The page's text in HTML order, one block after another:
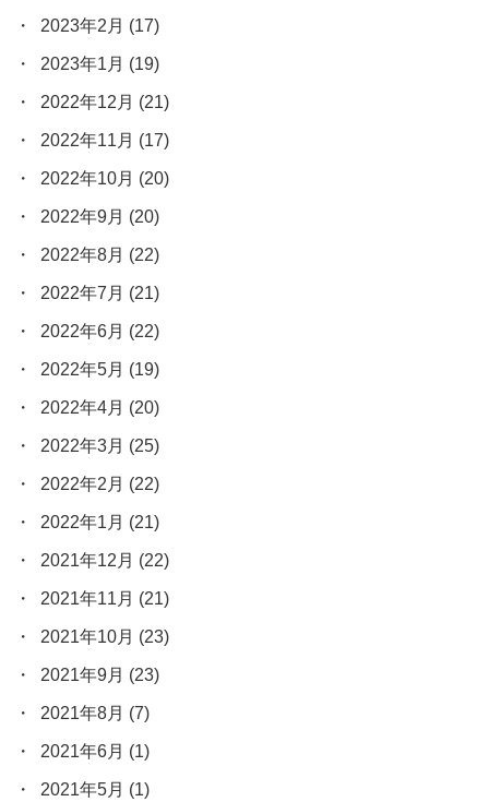
2023年2月 (17)
2023年1月 (19)
2022年12月 (21)
2022年11月 (17)
2022年10月 (20)
2022年9月 (20)
2022年8月 (22)
2022年7月 (21)
2022年6月 (22)
2022年5月 (19)
2022年4月 (20)
2022年3月 (25)
2022年2月 (22)
2022年1月 (21)
2021年12月 (22)
2021年11月 (21)
2021年10月 (23)
2021年9月 (23)
2021年8月 (7)
2021年6月 (1)
2021年5月 (1)